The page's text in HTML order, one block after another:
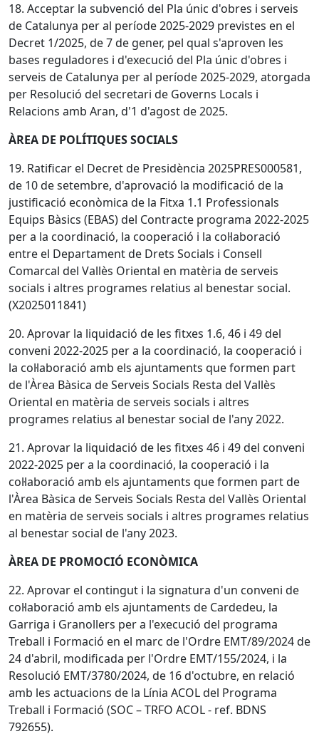
18. Acceptar la subvenció del Pla únic d'obres i serveis
de Catalunya per al període 2025-2029 previstes en el
Decret 1/2025, de 7 de gener, pel qual s'aproven les
bases reguladores i d'execució del Pla únic d'obres i
serveis de Catalunya per al període 2025-2029, atorgada
per Resolució del secretari de Governs Locals i
Relacions amb Aran, d'1 d'agost de 2025.
ÀREA DE POLÍTIQUES SOCIALS
19. Ratificar el Decret de Presidència 2025PRES000581,
de 10 de setembre, d'aprovació la modificació de la
justificació econòmica de la Fitxa 1.1 Professionals
Equips Bàsics (EBAS) del Contracte programa 2022-2025
per a la coordinació, la cooperació i la col·laboració
entre el Departament de Drets Socials i Consell
Comarcal del Vallès Oriental en matèria de serveis
socials i altres programes relatius al benestar social.
(X2025011841)
20. Aprovar la liquidació de les fitxes 1.6, 46 i 49 del
conveni 2022-2025 per a la coordinació, la cooperació i
la col·laboració amb els ajuntaments que formen part
de l'Àrea Bàsica de Serveis Socials Resta del Vallès
Oriental en matèria de serveis socials i altres
programes relatius al benestar social de l'any 2022.
21. Aprovar la liquidació de les fitxes 46 i 49 del conveni
2022-2025 per a la coordinació, la cooperació i la
col·laboració amb els ajuntaments que formen part de
l'Àrea Bàsica de Serveis Socials Resta del Vallès Oriental
en matèria de serveis socials i altres programes relatius
al benestar social de l'any 2023.
ÀREA DE PROMOCIÓ ECONÒMICA
22. Aprovar el contingut i la signatura d'un conveni de
col·laboració amb els ajuntaments de Cardedeu, la
Garriga i Granollers per a l'execució del programa
Treball i Formació en el marc de l'Ordre EMT/89/2024 de
24 d'abril, modificada per l'Ordre EMT/155/2024, i la
Resolució EMT/3780/2024, de 16 d'octubre, en relació
amb les actuacions de la Línia ACOL del Programa
Treball i Formació (SOC – TRFO ACOL - ref. BDNS
792655).